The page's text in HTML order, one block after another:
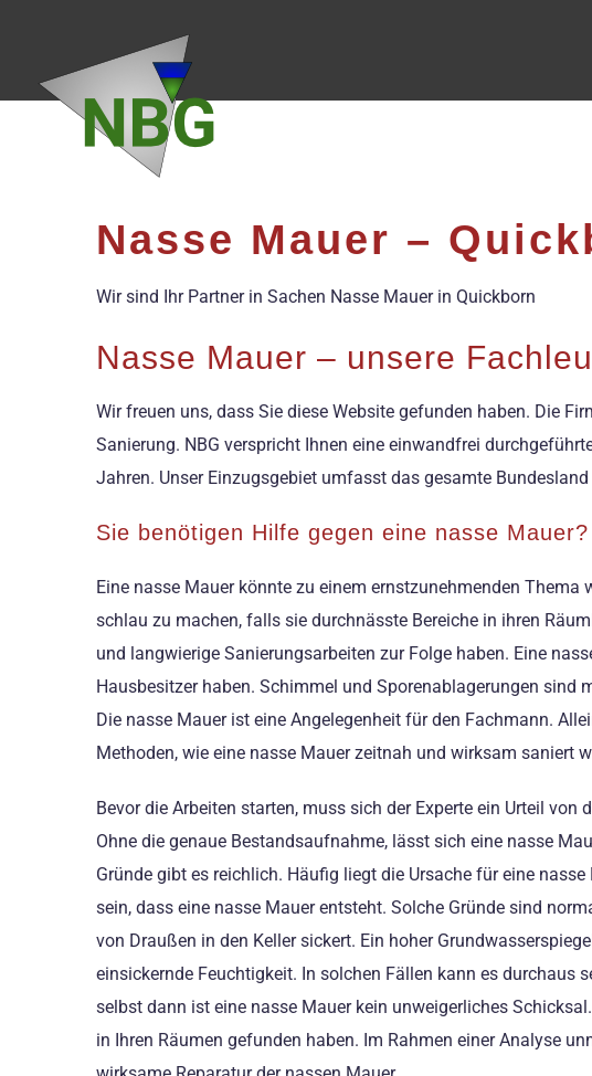
springen
Nasse Mauer –
Wir sind Ihr Partner in Sachen Nasse Mauer in Quickborn
Nasse Mauer – unsere
Wir freuen uns, dass Sie diese Website gefunden haben. Die
Sanierung. NBG verspricht Ihnen eine einwandfrei
Jahren. Unser Einzugsgebiet umfasst das gesamte
Sie benötigen Hilfe gegen eine nasse
Eine nasse Mauer könnte zu einem ernstzunehmenden
schlau zu machen, falls sie durchnässte Bereiche in ihren
und langwierige Sanierungsarbeiten zur Folge haben. Eine
Hausbesitzer haben. Schimmel und Sporenablagerungen sind
Die nasse Mauer ist eine Angelegenheit für den Fachmann.
Methoden, wie eine nasse Mauer zeitnah und wirksam saniert
Bevor die Arbeiten starten, muss sich der Experte ein Urteil
Ohne die genaue Bestandsaufnahme, lässt sich eine nasse
Gründe gibt es reichlich. Häufig liegt die Ursache für eine
sein, dass eine nasse Mauer entsteht. Solche Gründe sind
von Draußen in den Keller sickert. Ein hoher
einsickernde Feuchtigkeit. In solchen Fällen kann es durchaus
selbst dann ist eine nasse Mauer kein unweigerliches
in Ihren Räumen gefunden haben. Im Rahmen einer Analyse